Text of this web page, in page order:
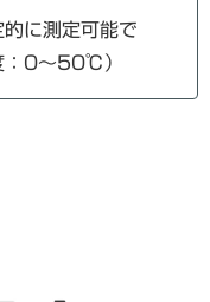
に測定可能で
：0～50℃）